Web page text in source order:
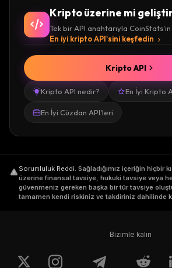
Kripto üzerine mi
Tek bir API anahtarıyla CoinStats'in
En iyi kripto API'sini keşfedin
Kripto API nedir? En İyi Kripto
En İyi Cüzdan API'leri
Kripto API
Sorumluluk Reddi. Sağladığımız içeriğin hiçbir
üzerine finansal tavsiye, hukuki tavsiye veya
güvenmeniz gereken başka bir tür tavsiye
tamamen kendi riskiniz ve takdiriniz dahilinde
Bizimle kalın